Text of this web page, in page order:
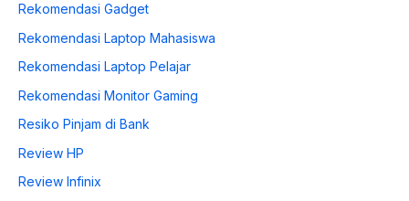
Rekomendasi Gadget
Rekomendasi Laptop Mahasiswa
Rekomendasi Laptop Pelajar
Rekomendasi Monitor Gaming
Resiko Pinjam di Bank
Review HP
Review Infinix